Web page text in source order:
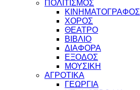
ΠΟΛΙΤΙΣΜΟΣ
ΚΙΝΗΜΑΤΟΓΡΑΦΟΣ
ΧΟΡΟΣ
ΘΕΑΤΡΟ
ΒΙΒΛΙΟ
ΔΙΑΦΟΡΑ
ΕΞΟΔΟΣ
ΜΟΥΣΙΚΗ
ΑΓΡΟΤΙΚΑ
ΓΕΩΡΓΙΑ